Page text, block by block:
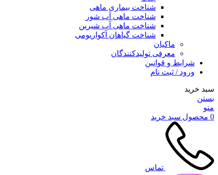
شناخت بیماری ماهی
شناخت ماهی آب شور
شناخت ماهی آب شیرین
شناخت گیاهان آکواریومی
ماکیان
معرفی تولیدکنندگان
شرایط و قوانین
ورود / ثبت نام
سبد خرید
بستن
منو
0 محصول سبد خرید
تماس